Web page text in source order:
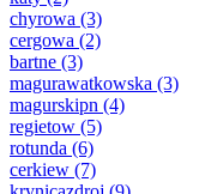
chyrowa (3)
cergowa (2)
bartne (3)
magurawatkowska (3)
magurskipn (4)
regietow (5)
rotunda (6)
cerkiew (7)